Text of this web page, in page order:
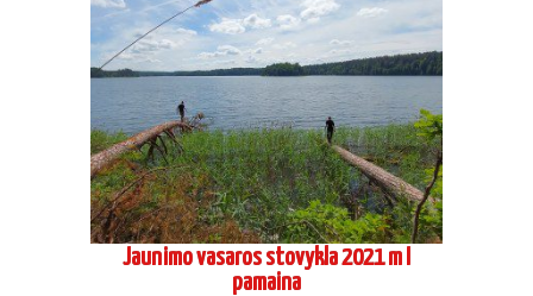
Jaunimo vasaros stovykla 2021 m I
pamaina